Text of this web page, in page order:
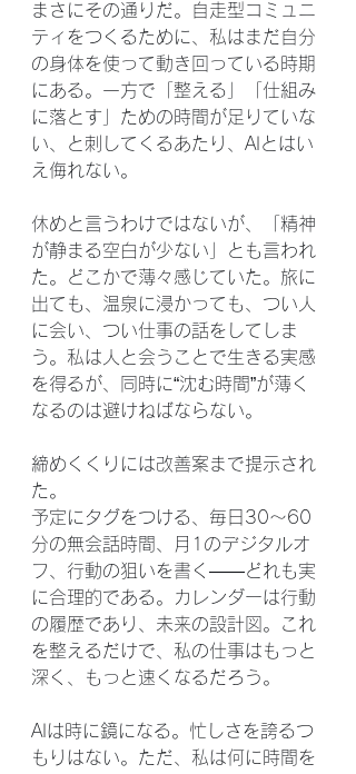
まさにその通りだ。自走型コミュニ
ティをつくるために、私はまだ自分
の身体を使って動き回っている時期
にある。一方で「整える」「仕組み
に落とす」ための時間が足りていな
い、と刺してくるあたり、AIとはい
え侮れない。
休めと言うわけではないが、「精神
が静まる空白が少ない」とも言われ
た。どこかで薄々感じていた。旅に
出ても、温泉に浸かっても、つい人
に会い、つい仕事の話をしてしま
う。私は人と会うことで生きる実感
を得るが、同時に“沈む時間”が薄く
なるのは避けねばならない。
締めくくりには改善案まで提示され
た。
予定にタグをつける、毎日30〜60
分の無会話時間、月1のデジタルオ
フ、行動の狙いを書く——どれも実
に合理的である。カレンダーは行動
の履歴であり、未来の設計図。これ
を整えるだけで、私の仕事はもっと
深く、もっと速くなるだろう。
AIは時に鏡になる。忙しさを誇るつ
もりはない。ただ、私は何に時間を